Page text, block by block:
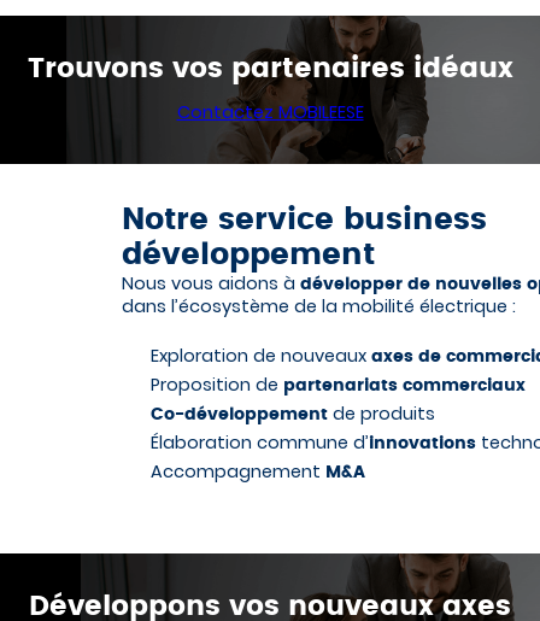
Trouvons vos partenaires idéaux
Contactez MOBILEESE
Notre service business
développement
Nous vous aidons à développer de nouvelles
dans l’écosystème de la mobilité électrique :
Exploration de nouveaux axes de
Proposition de partenariats commerciaux
Co-développementde produits
Élaboration commune d’innovations
Accompagnement M&A
Développons vos nouveaux axes